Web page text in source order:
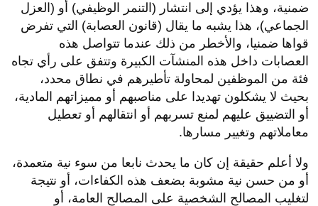
ضمنية، وهذا يؤدي إلى انتشار (التنمر الوظيفي) أو (العزل
الجماعي)، هذا يشبه ما يقال (قانون العصابة) التي تفرض
قواها ضمنيا، والأخطر من ذلك عندما تتواصل هذه
العصابات داخل هذه المنشآت الكبيرة وتتفق على رأي تجاه
فئة من الموظفين لمحاولة تأطيرهم في نطاق محدد،
بحيث لا يشكلون تهديدا على مناصبهم أو مميزاتهم المادية،
أو التضييق عليهم لمنع تسربهم أو انتقالهم أو تعطيل
معاملاتهم وتغيير مسارها.
ولا أعلم حقيقة إن كان ما يحدث نابعا من سوء نية متعمدة،
أو من حسن نية مشوبة بضعف هذه الكفاءات، أو نتيجة
لتغليب المصالح الشخصية على المصالح العامة، أو